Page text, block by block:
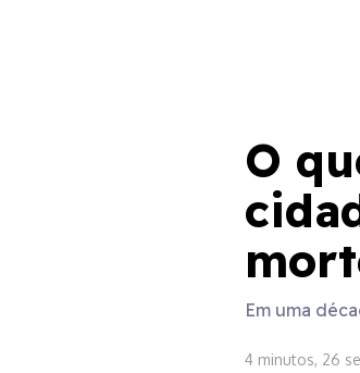
O
Em uma
4 minutos, 26